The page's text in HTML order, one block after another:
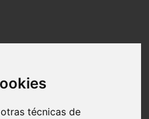
técnicas de